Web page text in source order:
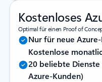
Kostenloses
Optimal für einen Proof of
Nur für neue
Kostenlose
20 beliebte
Azure-Kunden)